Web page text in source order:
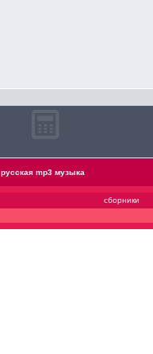
русская mp3 музыка
сборники